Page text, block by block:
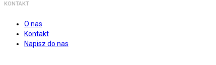
KONTAKT
O nas
Kontakt
Napisz do nas